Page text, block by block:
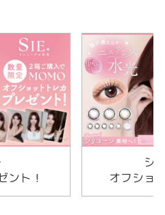
ント！
シ
オフショ